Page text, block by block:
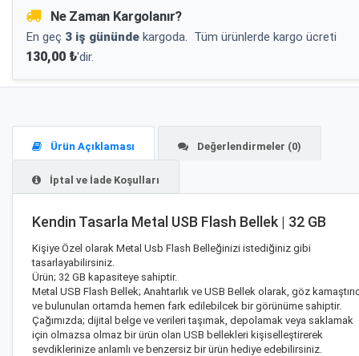
Ne Zaman Kargolanır?
En geç 3 iş gününde kargoda. Tüm ürünlerde kargo ücreti
130,00 ₺'dir.
Ürün Açıklaması Değerlendirmeler (0)
İptal ve İade Koşulları
Kendin Tasarla Metal USB Flash Bellek | 32 GB
Kişiye Özel olarak Metal Usb Flash Belleğinizi istediğiniz gibi
tasarlayabilirsiniz.
Ürün; 32 GB kapasiteye sahiptir.
Metal USB Flash Bellek; Anahtarlık ve USB Bellek olarak, göz
ve bulunulan ortamda hemen fark edilebilcek bir görünüme sahiptir.
Çağımızda; dijital belge ve verileri taşımak, depolamak veya saklamak
için olmazsa olmaz bir ürün olan USB bellekleri kişiselleştirerek
sevdiklerinize anlamlı ve benzersiz bir ürün hediye edebilirsiniz.